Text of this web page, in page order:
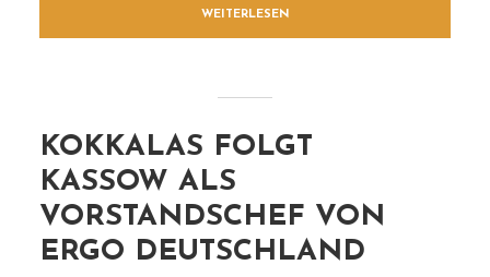
WEITERLESEN
KOKKALAS FOLGT
KASSOW ALS
VORSTANDSCHEF VON
ERGO DEUTSCHLAND